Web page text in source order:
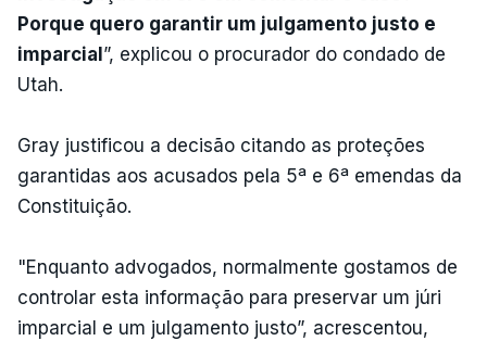
Porque quero garantir um julgamento justo e
imparcial”, explicou o procurador do condado de
Utah.
Gray justificou a decisão citando as proteções
garantidas aos acusados ​​pela 5ª e 6ª emendas da
Constituição.
"Enquanto advogados, normalmente gostamos de
controlar esta informação para preservar um júri
imparcial e um julgamento justo”, acrescentou,